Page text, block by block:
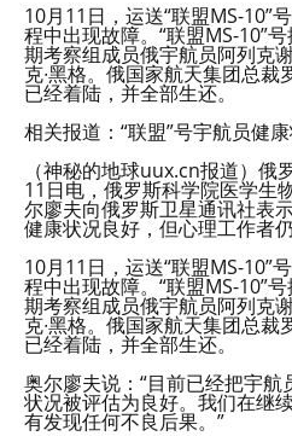
10月11日，运送“联盟MS-10”
程中出现故障。“联盟MS-10”
期考察组成员俄宇航员阿列克
克∙黑格。俄国家航天集团总裁
已经着陆，并全部生还。
相关报道：“联盟”号宇航员健
（神秘的地球uux.cn报道）俄
11日电，俄罗斯科学院医学生
尔廖夫向俄罗斯卫星通讯社表
健康状况良好，但心理工作者
10月11日，运送“联盟MS-10”
程中出现故障。“联盟MS-10”
期考察组成员俄宇航员阿列克
克∙黑格。俄国家航天集团总裁
已经着陆，并全部生还。
奥尔廖夫说：“目前已经把宇
状况被评估为良好。我们在继
有发现任何不良后果。”